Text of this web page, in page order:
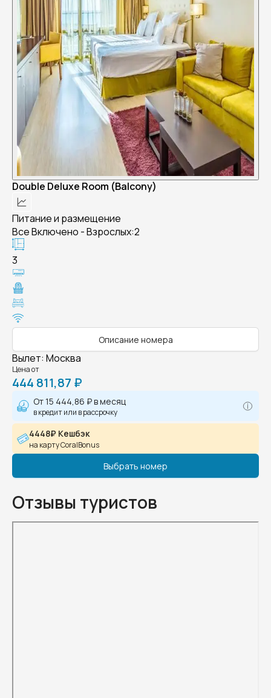
Double Deluxe Room (Balcony)
Питание и размещение
Все Включено - Взрослых:2
3
Описание номера
Вылет: Москва
Цена от
444 811,87 ₽
От15 444,86 ₽в месяц
в кредит или в рассрочку
4448₽ Кешбэк
на карту CoralBonus
Выбрать номер
Отзывы туристов